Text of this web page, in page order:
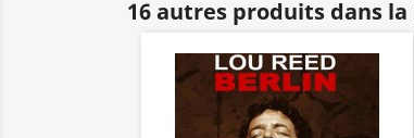
16 autres produits dans